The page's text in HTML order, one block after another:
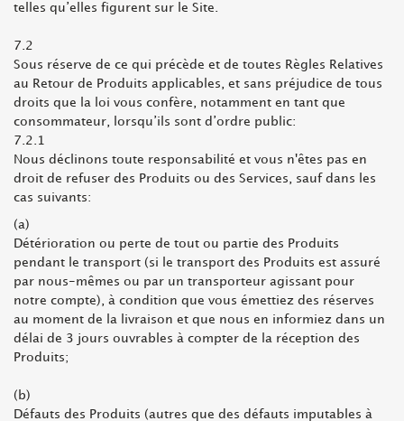
telles qu’elles figurent sur le Site.
7.2
Sous réserve de ce qui précède et de toutes Règles Relatives
au Retour de Produits applicables, et sans préjudice de tous
droits que la loi vous confère, notamment en tant que
consommateur, lorsqu’ils sont d’ordre public:
7.2.1
Nous déclinons toute responsabilité et vous n'êtes pas en
droit de refuser des Produits ou des Services, sauf dans les
cas suivants:
(a)
Détérioration ou perte de tout ou partie des Produits
pendant le transport (si le transport des Produits est assuré
par nous-mêmes ou par un transporteur agissant pour
notre compte), à condition que vous émettiez des réserves
au moment de la livraison et que nous en informiez dans un
délai de 3 jours ouvrables à compter de la réception des
Produits;
(b)
Défauts des Produits (autres que des défauts imputables à